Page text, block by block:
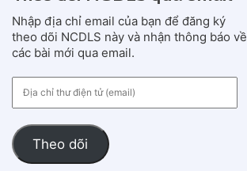
Nhập địa chỉ email của bạn để đăng ký
theo dõi NCDLS này và nhận thông báo về
các bài mới qua email.
chỉ
điện
tử
(email)
Theo dõi